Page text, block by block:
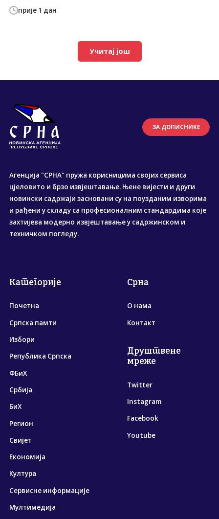
прије 1 дан
Учитај још
ЗА ДОПИСНИКЕ
Агенција "СРНА" пружа корисницима својих сервиса
цјеловито и брзо извјештавање. Њене вијести и други
новински садржаји засновани су на поузданим изворима
и рађени у складу са професионалним стандардима које
захтијева модерно извјештавање у садржинском и
техничком погледу.
Категорије
Почетна
Српска памти
Избори
Република Српска
ФБиХ
Србија
БиХ
Регион
Свијет
Економија
Култура
Сервисне информације
Мултимедија
Срна
О нама
Контакт
Друштвене
мреже
Twitter
Instagram
Facebook
Youtube